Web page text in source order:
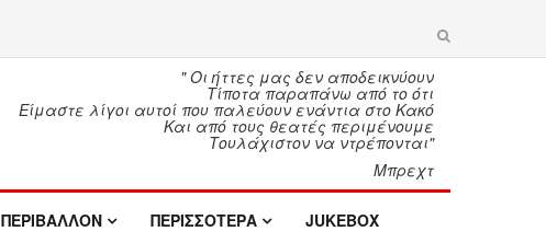
" Οι ήττες μας δεν αποδεικνύουν
Τίποτα παραπάνω από το ότι
Είμαστε λίγοι αυτοί που παλεύουν ενάντια στο Κακό
Και από τους θεατές περιμένουμε
Τουλάχιστον να ντρέπονται"
Μπρεχτ
ΠΕΡΙΒΑΛΛΟΝ ΠΕΡΙΣΣΟΤΕΡΑ JUKEBOX